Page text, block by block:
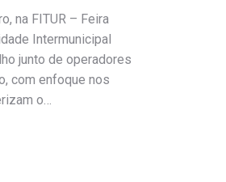
na FITUR – Feira
Intermunicipal
junto de operadores
com enfoque nos
o…